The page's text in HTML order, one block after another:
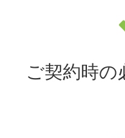
ご契約時の